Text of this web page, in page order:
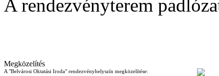
A rendezvényterem
Megközelítés
A "Belvárosi Oktatási Iroda" rendezvényhelyszín megközelítése: